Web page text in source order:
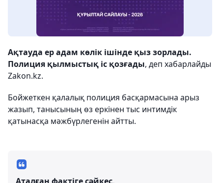
Ақтауда ер адам көлік ішінде қыз зорлады.
Полиция қылмыстық іс қозғады, деп хабарлайды
Zakon.kz.
Бойжеткен қалалық полиция басқармасына арыз
жазып, танысының өз еркінен тыс интимдік
қатынасқа мәжбүрлегенін айтты.